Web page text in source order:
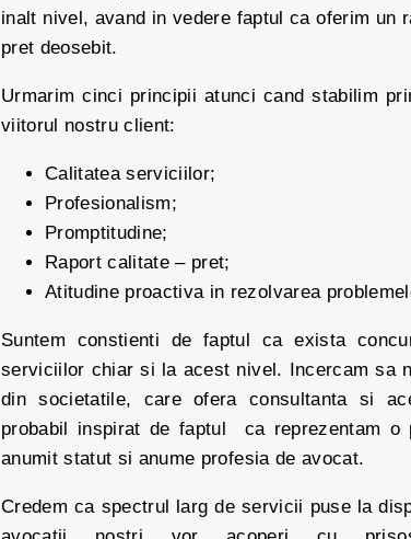
inalt nivel, avand in vedere faptul ca oferim un
pret deosebit.
Urmarim cinci principii atunci cand stabilim
viitorul nostru client:
Calitatea serviciilor;
Profesionalism;
Promptitudine;
Raport calitate – pret;
Atitudine proactiva in rezolvarea
Suntem constienti de faptul ca exista
serviciilor chiar si la acest nivel. Incercam sa
din societatile, care ofera consultanta si
probabil inspirat de faptul ca reprezentam o
anumit statut si anume profesia de avocat.
Credem ca spectrul larg de servicii puse la